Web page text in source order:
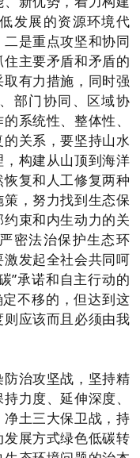
发展的资源环境代
是重点攻坚和协同
主要矛盾和矛盾的
有力措施，同时强
部门协同、区域协
系统性、整体性、
关系，要坚持山水
构建从山顶到海洋
复和人工修复两种
，努力找到生态保
束和内生动力的关
密法治保护生态环
发起全社会共同呵
”承诺和自主行动的
不移的，但达到这
应该而且必须由我
治攻坚战，坚持精
力度、延伸深度、
土三大保卫战，持
展方式绿色低碳转